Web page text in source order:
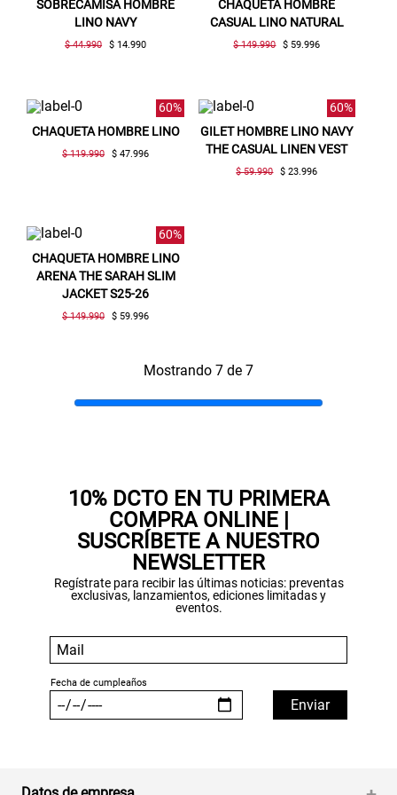
SOBRECAMISA HOMBRE
LINO NAVY
$ 44.990 $ 14.990
CHAQUETA HOMBRE
CASUAL LINO NATURAL
$ 149.990 $ 59.996
60%
CHAQUETA HOMBRE LINO
$ 119.990 $ 47.996
60%
GILET HOMBRE LINO NAVY
THE CASUAL LINEN VEST
$ 59.990 $ 23.996
60%
CHAQUETA HOMBRE LINO
ARENA THE SARAH SLIM
JACKET S25-26
$ 149.990 $ 59.996
Mostrando 7 de 7
10% DCTO EN TU PRIMERA
COMPRA ONLINE |
SUSCRÍBETE A NUESTRO
NEWSLETTER
Regístrate para recibir las últimas noticias: preventas
exclusivas, lanzamientos, ediciones limitadas y
eventos.
Gracias por inscribirte!
Aquí esta tu cupón, usalo en tu siguiente
SUSPE01